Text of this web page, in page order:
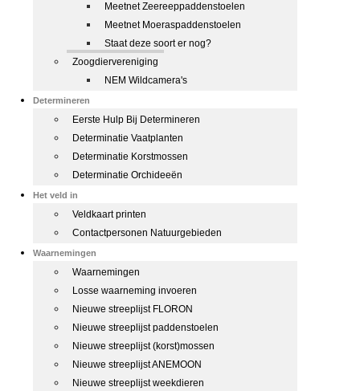
Meetnet Zeereeppaddenstoelen
Meetnet Moeraspaddenstoelen
Staat deze soort er nog?
Zoogdiervereniging
NEM Wildcamera's
Determineren
Eerste Hulp Bij Determineren
Determinatie Vaatplanten
Determinatie Korstmossen
Determinatie Orchideeën
Het veld in
Veldkaart printen
Contactpersonen Natuurgebieden
Waarnemingen
Waarnemingen
Losse waarneming invoeren
Nieuwe streeplijst FLORON
Nieuwe streeplijst paddenstoelen
Nieuwe streeplijst (korst)mossen
Nieuwe streeplijst ANEMOON
Nieuwe streeplijst weekdieren